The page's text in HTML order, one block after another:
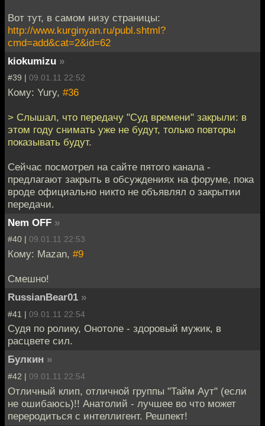
Вот тут, в самом низу страницы:
http://www.kurginyan.ru/publ.shtml?
cmd=add&cat=2&id=62
kiokumizu »
#39 | 09.01.11 22:52
Кому: Yury, #36
> Слышал, что передачу "Суд времени" закрыли: в
этом году снимать уже не будут, только повторы
показывать будут.
Сейчас посмотрел на сайте пятого канала -
предлагают закрыть в обсуждениях на форуме, пока
вроде официально никто не объявлял о закрытии
передачи.
Nem OFF »
#40 | 09.01.11 22:53
Кому: Mazan, #9
Смешно!
RussianBear01 »
#41 | 09.01.11 22:54
Судя по ролику, Онотоле - здоровый мужик, в
расцвете сил.
Булкин »
#42 | 09.01.11 22:54
Отличный клип, отличной группы "Тайм Аут" (если
не ошибаюсь)!! Анатолий - лучшее во что может
переродиться с интеллигент. Решпект!